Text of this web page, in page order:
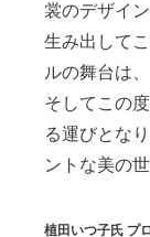
裳のデザイ
生み出して
ルの舞台は
そしてこの
る運びとな
ントな美の
植田いつ子氏 プ